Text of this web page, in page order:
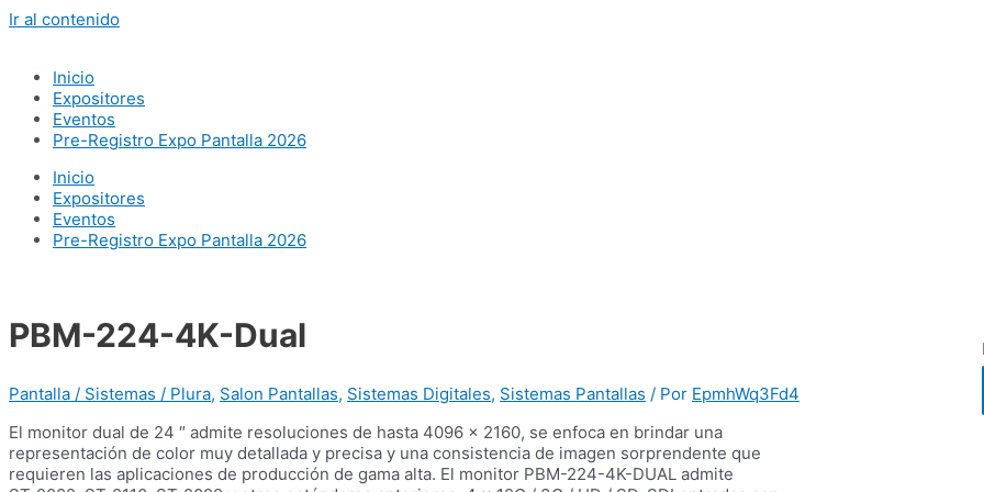
Ir al contenido
Inicio
Expositores
Eventos
Pre-Registro Expo Pantalla 2026
Inicio
Expositores
Eventos
Pre-Registro Expo Pantalla 2026
PBM-224-4K-Dual
Pantalla / Sistemas / Plura, Salon Pantallas, Sistemas Digitales, Sistemas Pantallas / Por EpmhWq3Fd4
El monitor dual de 24 ″ admite resoluciones de hasta 4096 x 2160, se enfoca en brindar una
representación de color muy detallada y precisa y una consistencia de imagen sorprendente que
requieren las aplicaciones de producción de gama alta. El monitor PBM-224-4K-DUAL admite